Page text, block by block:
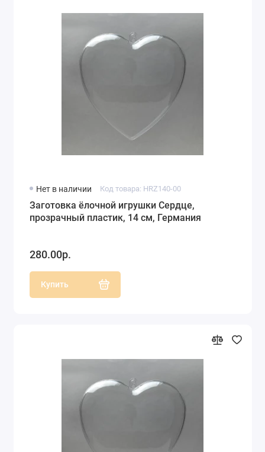
Нет в наличии Код товара: HRZ140-00
Заготовка ёлочной игрушки Сердце,
прозрачный пластик, 14 см, Германия
280.00р.
Купить